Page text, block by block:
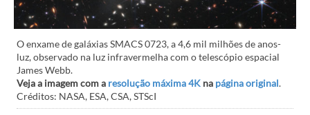
O enxame de galáxias SMACS 0723, a 4,6 mil milhões de anos-
luz, observado na luz infravermelha com o telescópio espacial
James Webb.
Veja a imagem com a resolução máxima 4K na página original.
Créditos: NASA, ESA, CSA, STScI